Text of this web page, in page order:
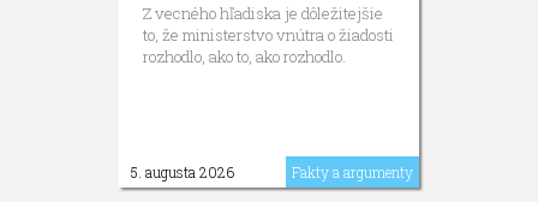
Z vecného hľadiska je dôležitejšie
to, že ministerstvo vnútra o žiadosti
rozhodlo, ako to, ako rozhodlo.
5. augusta 2026 Fakty a argumenty